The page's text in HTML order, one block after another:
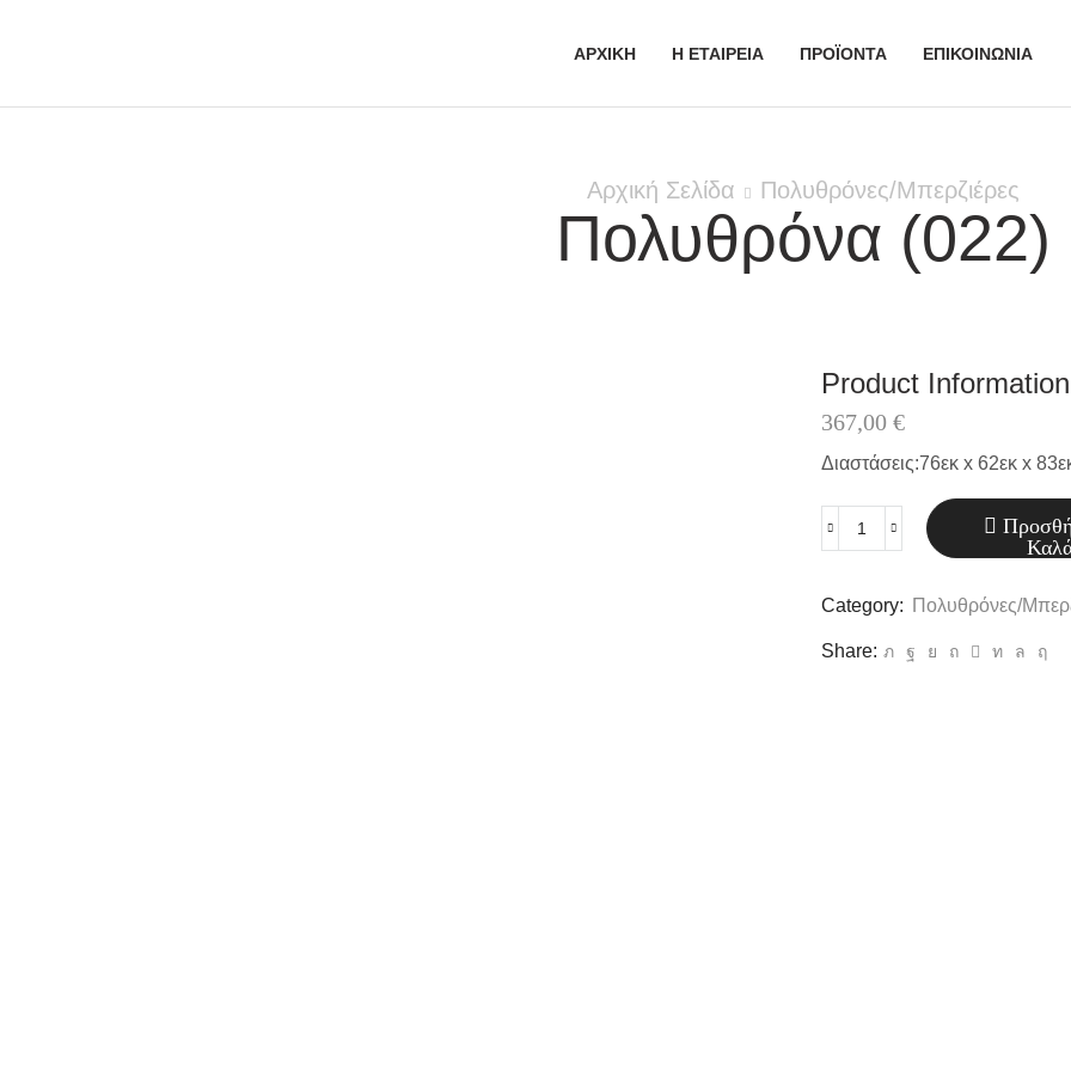
ΑΡΧΙΚΗ Η ΕΤΑΙΡΕΙΑ ΠΡΟΪΟΝΤΑ ΕΠΙΚΟΙΝΩΝΙΑ
Αρχική Σελίδα Πολυθρόνες/Μπερζιέρες
Πολυθρόνα (022)
Product Information
367,00 €
Διαστάσεις:76εκ x 62εκ x
Πολυθρόνα
ποσότητα
Category: Πολυθρόνες/
Share: